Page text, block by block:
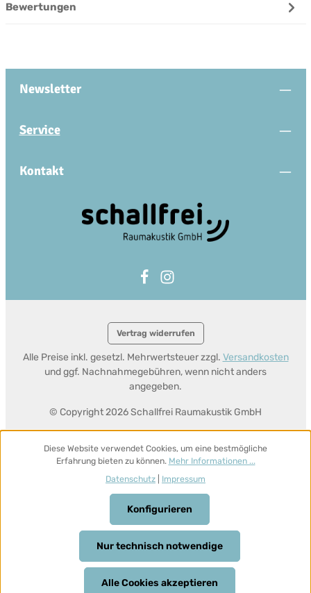
Bewertungen
Newsletter
Service
Kontakt
Vertrag widerrufen
© Copyright 2026 Schallfrei Raumakustik GmbH
Alle Preise inkl. gesetzl. Mehrwertsteuer zzgl. Versandkosten
und ggf. Nachnahmegebühren, wenn nicht anders
angegeben.
Diese Website verwendet Cookies, um eine bestmögliche
Erfahrung bieten zu können. Mehr Informationen ...
Datenschutz
Impressum
Nur technisch notwendige
Konfigurieren
Alle Cookies akzeptieren